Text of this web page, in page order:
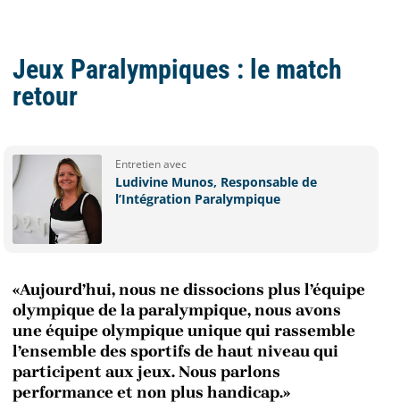
Jeux Paralympiques : le match
retour
Entretien avec
Ludivine Munos, Responsable de
l’Intégration Paralympique
«Aujourd’hui, nous ne dissocions plus l’équipe
olympique de la paralympique, nous avons
une équipe olympique unique qui rassemble
l’ensemble des sportifs de haut niveau qui
participent aux jeux. Nous parlons
performance et non plus handicap.»